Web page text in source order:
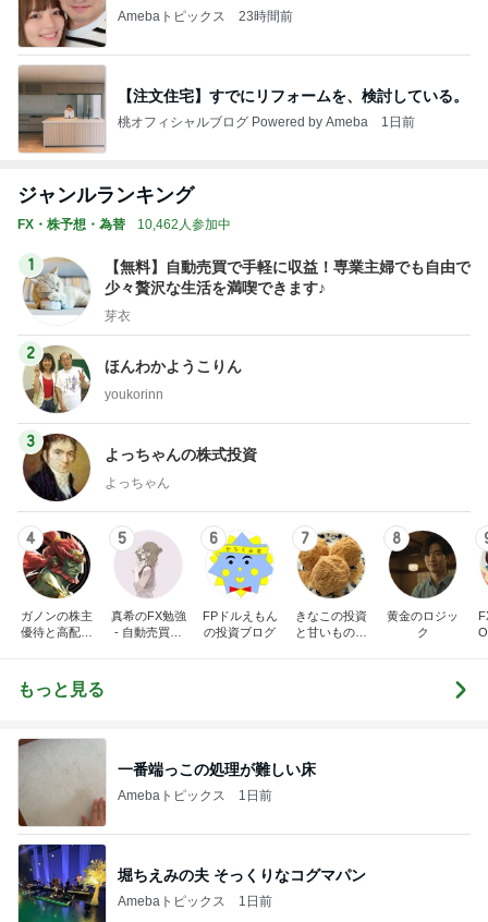
Amebaトピックス 23時間前
【注文住宅】すでにリフォームを、検討している。
桃オフィシャルブログ Powered by Ameba 1日前
ジャンルランキング
FX・株予想・為替 10,462人参加中
1
【無料】自動売買で手軽に収益！専業主婦でも自由で
少々贅沢な生活を満喫できます♪
芽衣
2
ほんわかようこりん
youkorinn
3
よっちゃんの株式投資
よっちゃん
4
ガノンの株主
優待と高配当
5
真希のFX勉強
- 自動売買と
6
FPドルえもん
の投資ブログ
7
きなこの投資
と甘いものを
8
黄金のロジッ
ク
もっと見る
一番端っこの処理が難しい床
Amebaトピックス 1日前
堀ちえみの夫 そっくりなコグマパン
Amebaトピックス 1日前